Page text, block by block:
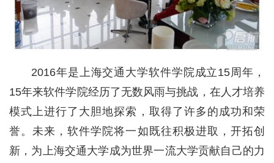
2016年是上海交通大学软件学院成立15周年，
15年来软件学院经历了无数风雨与挑战，在人才培养
模式上进行了大胆地探索，取得了许多的成功和荣
誉。未来，软件学院将一如既往积极进取，开拓创
新，为上海交通大学成为世界一流大学贡献自己的力